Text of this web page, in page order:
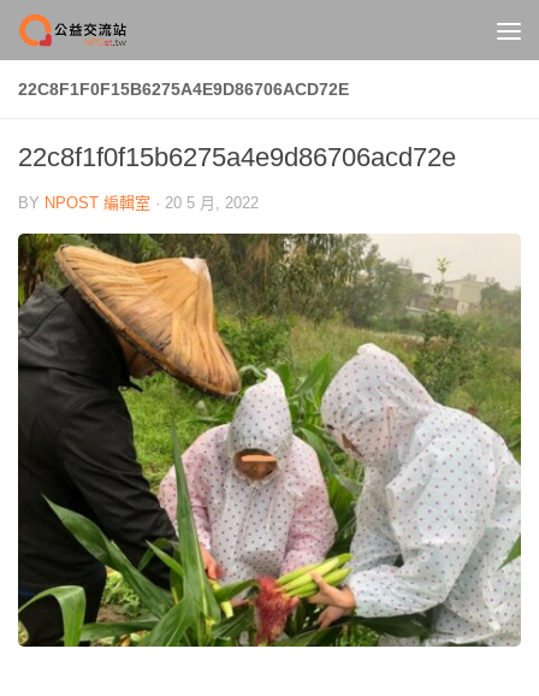
Skip to content
22C8F1F0F15B6275A4E9D86706ACD72E
22c8f1f0f15b6275a4e9d86706acd72e
BY NPOST 編輯室 · 20 5 月, 2022